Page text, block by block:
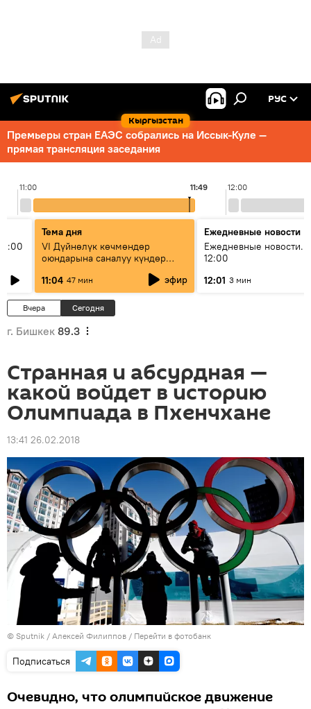
Кыргызстан
РУС
Премьеры стран ЕАЭС собрались на Иссык-Куле —
прямая трансляция заседания
11:00 12:00
11:49
Тема дня
VI Дүйнөлүк көчмөндөр
оюндарына саналуу күндөр
калды: даярдык иштери кайсы
этапка жетти?
11:04 47 мин эфир
Ежедневные новости
Ежедневные новости.
12:00
12:01 3 мин
Вчера Сегодня
г. Бишкек 89.3
Странная и абсурдная —
какой войдет в историю
Олимпиада в Пхенчхане
13:41 26.02.2018
© Sputnik / Алексей Филиппов / Перейти в фотобанк
Подписаться
Очевидно, что олимпийское движение